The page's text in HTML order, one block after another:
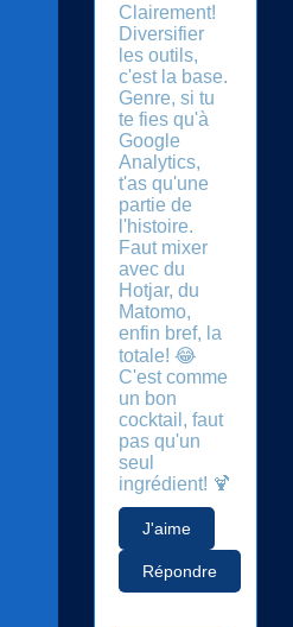
Clairement!
Diversifier
les outils,
c'est la base.
Genre, si tu
te fies qu'à
Google
Analytics,
t'as qu'une
partie de
l'histoire.
Faut mixer
avec du
Hotjar, du
Matomo,
enfin bref, la
totale! 😂
C'est comme
un bon
cocktail, faut
pas qu'un
seul
ingrédient! 🍹
J'aime
Répondre